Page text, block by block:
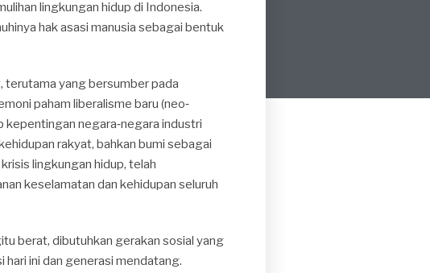
lingkungan hidup di Indonesia.
hak asasi manusia sebagai bentuk
terutama yang bersumber pada
paham liberalisme baru (neo‐
kepentingan negara‐negara industri
rakyat, bahkan bumi sebagai
lingkungan hidup, telah
keselamatan dan kehidupan seluruh
berat, dibutuhkan gerakan sosial yang
ini dan generasi mendatang.